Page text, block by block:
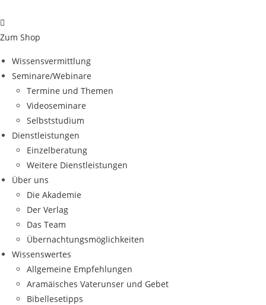
Inhalt
springen
Zum Shop
Wissensvermittlung
Seminare/Webinare
Termine und Themen
Videoseminare
Selbststudium
Dienstleistungen
Einzelberatung
Weitere Dienstleistungen
Über uns
Die Akademie
Der Verlag
Das Team
Übernachtungsmöglichkeiten
Wissenswertes
Allgemeine Empfehlungen
Aramäisches Vaterunser und Gebet
Bibellesetipps